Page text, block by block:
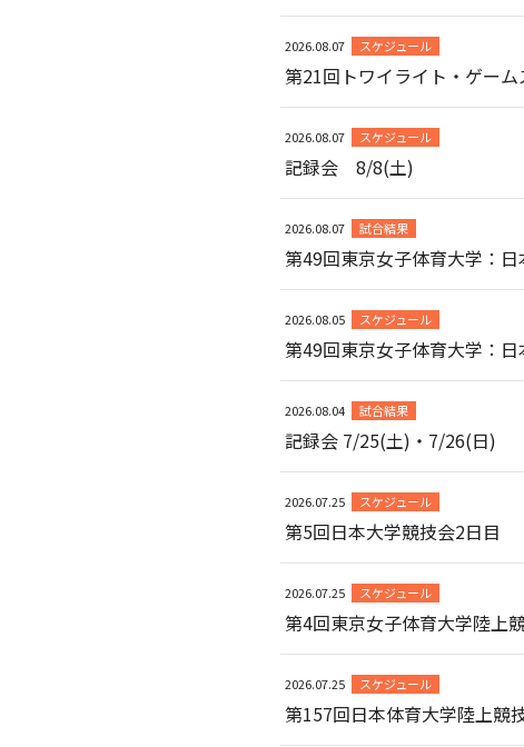
2026.08.07 スケジュール
第21回トワイライト・ゲーム
2026.08.07 スケジュール
記録会 8/8(土)
2026.08.07 試合結果
第49回東京女子体育大学：
2026.08.05 スケジュール
第49回東京女子体育大学：
2026.08.04 試合結果
記録会 7/25(土)・7/26(日)
2026.07.25 スケジュール
第5回日本大学競技会2日目
2026.07.25 スケジュール
第4回東京女子体育大学陸上
2026.07.25 スケジュール
第157回日本体育大学陸上競